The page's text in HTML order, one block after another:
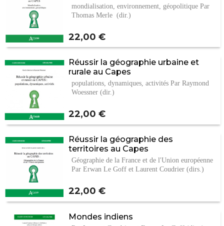
mondialisation, environnement, géopolitique Par
Thomas Merle (dir.)
Prix
22,00 €
Réussir la géographie urbaine et
rurale au Capes
populations, dynamiques, activités Par Raymond
Woessner (dir.)
Prix
22,00 €
Réussir la géographie des
territoires au Capes
Géographie de la France et de l'Union européenne
Par Erwan Le Goff et Laurent Coudrier (dirs.)
Prix
22,00 €
Mondes indiens